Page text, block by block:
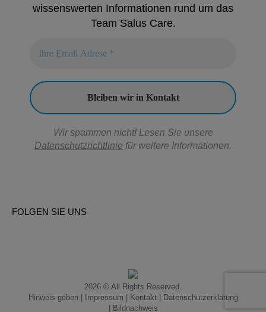
wissenswerten Informationen rund um das
Team Salus Care.
Wir spammen nicht! Lesen Sie unsere
Datenschutzrichtlinie für weitere Informationen.
FOLGEN SIE UNS
2026 © All Rights Reserved.
Hinweis geben| Impressum Kontakt|
Datenschutzerklärung
Bildnachweis